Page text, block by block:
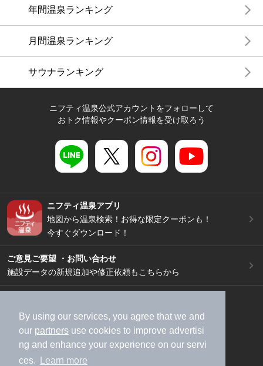
By using our services, you agree that we and
our partners use cookies to improve advertisi
ng and enhance your experience on our servi
ces.
Learn more
年間温泉ランキング
月間温泉ランキング
サウナランキング
ニフティ温泉公式アカウントをフォローして
おトク情報やクーポン情報を受け取ろう
ニフティ温泉アプリ
地図から温泉検索！お得な限定クーポンも！
今すぐダウンロード！
ご意見ご要望 ・お問い合わせ
施設データの新規追加や修正依頼もこちらから
加盟店募集（資料請求）
広告出稿のご案内
利用規約
ライフスタイルMEMBERS+規約
特定商取引法に基づく表記
ヘルプ
採用情報